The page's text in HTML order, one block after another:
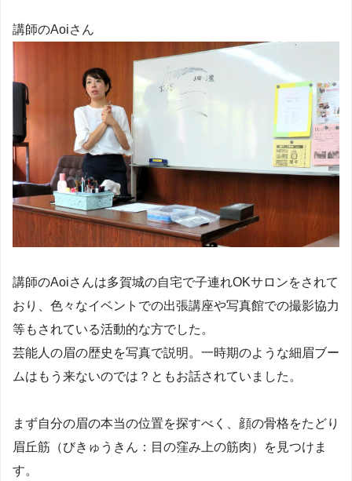
講師のAoiさん
講師のAoiさんは多賀城の自宅で子連れOKサロンをされて
おり、色々なイベントでの出張講座や写真館での撮影協力
等もされている活動的な方でした。
芸能人の眉の歴史を写真で説明。一時期のような細眉ブー
ムはもう来ないのでは？ともお話されていました。
まず自分の眉の本当の位置を探すべく、顔の骨格をたどり
眉丘筋（びきゅうきん：目の窪み上の筋肉）を見つけま
す。